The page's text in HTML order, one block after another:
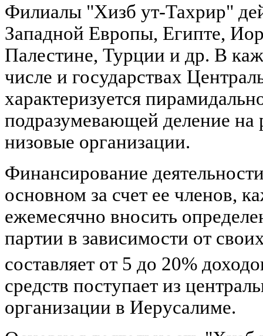
Филиалы "Хизб ут-Тахрир"
Западной Европы, Египте,
Палестине, Турции и др. В
числе и государствах
характеризуется
подразумевающей деление
низовые организации.
Финансирование
основном за счет ее членов,
ежемесячно вносить
партии в зависимости от
составляет от 5 до 20%
средств поступает из
организации в Иерусалиме.